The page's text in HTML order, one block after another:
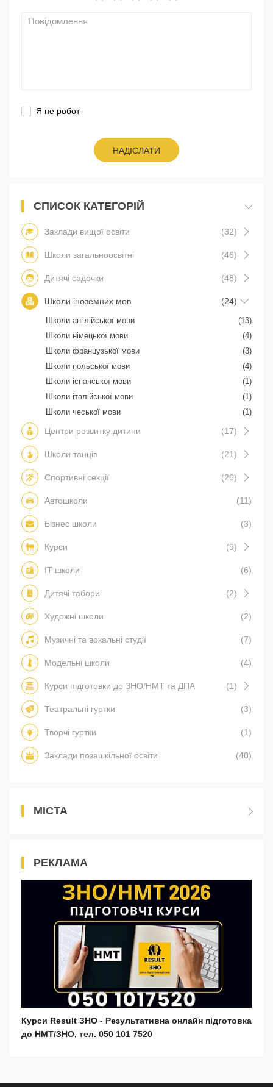
Я не робот
НАДІСЛАТИ
СПИСОК КАТЕГОРІЙ
Заклади вищої освіти (32)
Школи загальноосвітні (46)
Дитячі садочки (48)
Школи іноземних мов (24)
Школи англійської мови
(13)
Школи німецької мови
(4)
Школи французької мови
(3)
Школи польської мови
(4)
Школи іспанської мови
(1)
Школи італійської мови
(1)
Школи чеської мови
(1)
Центри розвитку дитини (17)
Школи танців (21)
Спортивні секції (26)
Автошколи (11)
Бізнес школи (3)
Курси (9)
IT школи (6)
Дитячі табори (2)
Художні школи (2)
Музичні та вокальні студії (7)
Модельні школи (4)
Курси підготовки до ЗНО/НМТ та ДПА (1)
Театральні гуртки (3)
Творчі гуртки (1)
Заклади позашкільної освіти (40)
МІСТА
РЕКЛАМА
Курси Result ЗНО - Результативна онлайн підготовка
до НМТ/ЗНО, тел. 050 101 7520